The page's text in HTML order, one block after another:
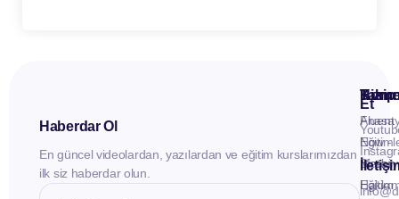
Haberdar Ol
En güncel videolardan, yazılardan ve eğitim kurslarımızdan
ilk siz haberdar olun.
Fluent
Now -
Birebir
Eğitim
Takip
Et